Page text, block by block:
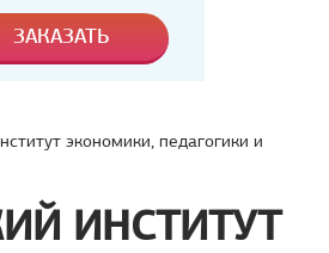
экономики, педагогики и
ИНСТИТУТ